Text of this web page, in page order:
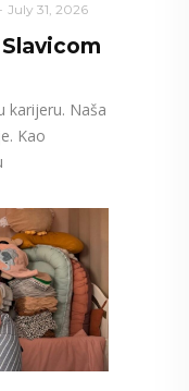
July 31, 2026
karijeru. Naša
Kao